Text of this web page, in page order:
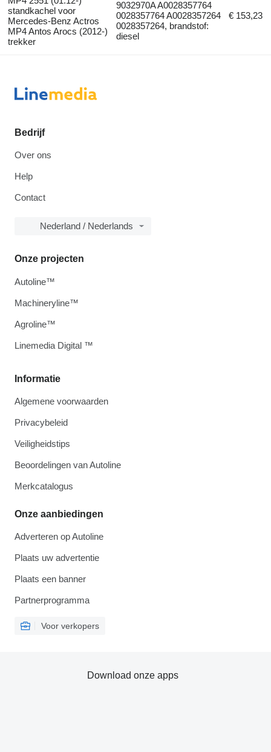
standkachel voor
Mercedes-Benz Actros
MP4 Antos Arocs (2012-)
trekker
9032970A A0028357764
0028357764 A0028357264
0028357264, brandstof:
diesel
€ 153,23
Bedrijf
Over ons
Help
Contact
Nederland / Nederlands
Informatie
Algemene voorwaarden
Privacybeleid
Veiligheidstips
Beoordelingen van Autoline
Merkcatalogus
Onze aanbiedingen
Adverteren op Autoline
Plaats uw advertentie
Plaats een banner
Partnerprogramma
Voor verkopers
Onze projecten
Autoline™
Machineryline™
Agroline™
Linemedia Digital ™
Download onze apps